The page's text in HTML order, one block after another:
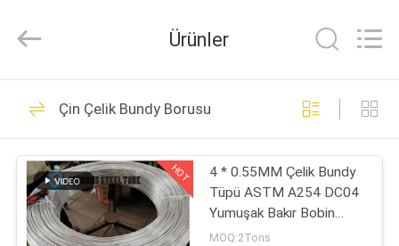
ÜRÜNLER
HAKKIMIZDA
Tube
Rights
Dikişsiz Hassas
Çelik Boru
50
Ürünler
Çin Çelik Bundy Borusu
HOT
4 * 0.55MM Çelik Bundy
Tüpü ASTM A254 DC04
Yumuşak Bakır Bobin
Çinko Kaplı
MOQ:2Tons